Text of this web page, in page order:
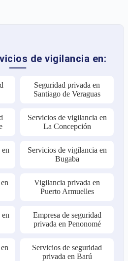
de vigilancia en:
Seguridad privada en
Santiago de Veraguas
Servicios de vigilancia en
La Concepción
Servicios de vigilancia en
Bugaba
Vigilancia privada en
Puerto Armuelles
Empresa de seguridad
privada en Penonomé
Servicios de seguridad
privada en Barú